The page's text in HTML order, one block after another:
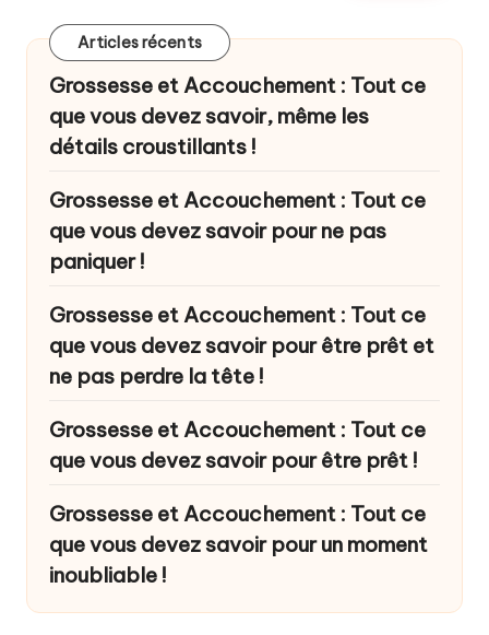
Articles récents
Grossesse et Accouchement : Tout ce
que vous devez savoir, même les
détails croustillants !
Grossesse et Accouchement : Tout ce
que vous devez savoir pour ne pas
paniquer !
Grossesse et Accouchement : Tout ce
que vous devez savoir pour être prêt et
ne pas perdre la tête !
Grossesse et Accouchement : Tout ce
que vous devez savoir pour être prêt !
Grossesse et Accouchement : Tout ce
que vous devez savoir pour un moment
inoubliable !